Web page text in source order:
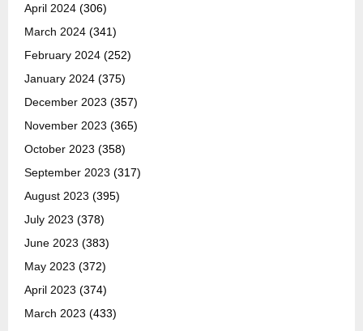
April 2024 (306)
March 2024 (341)
February 2024 (252)
January 2024 (375)
December 2023 (357)
November 2023 (365)
October 2023 (358)
September 2023 (317)
August 2023 (395)
July 2023 (378)
June 2023 (383)
May 2023 (372)
April 2023 (374)
March 2023 (433)